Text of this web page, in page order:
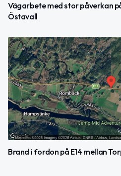
Vägarbete med stor påverkan
Östavall
Brand i fordon på E14 mellan